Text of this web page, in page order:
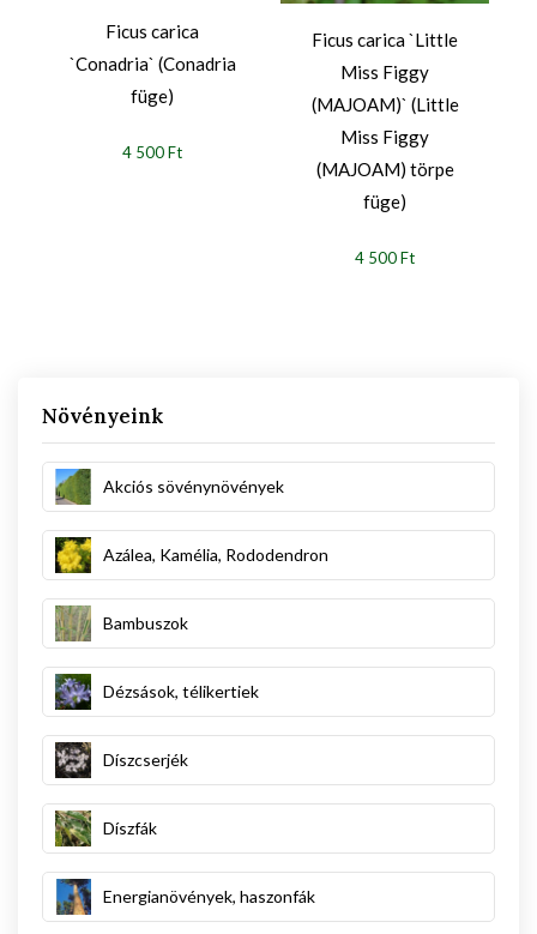
Növényeink
Akciós sövénynövények
Azálea, Kamélia, Rododendron
Bambuszok
Dézsások, télikertiek
Díszcserjék
Díszfák
Energianövények, haszonfák
Ficus carica
`Conadria` (Conadria
füge)
4 500 Ft
Ficus carica `Little
Miss Figgy
(MAJOAM)` (Little
Miss Figgy
(MAJOAM) törpe
füge)
4 500 Ft